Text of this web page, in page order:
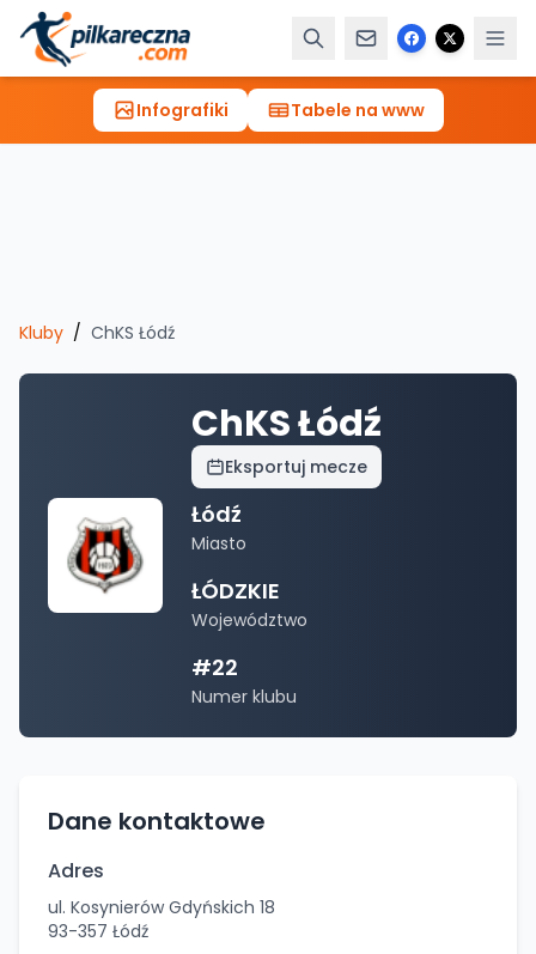
Infografiki Tabele na www
Kluby / ChKS Łódź
ChKS Łódź
Eksportuj mecze
Łódź
Miasto
ŁÓDZKIE
Województwo
#22
Numer klubu
Dane kontaktowe
Adres
ul. Kosynierów Gdyńskich 18
93-357 Łódź